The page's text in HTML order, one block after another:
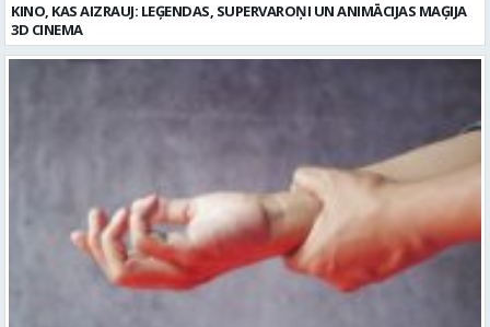
KINO, KAS AIZRAUJ: LEĢENDAS, SUPERVAROŅI UN ANIMĀCIJAS MAĢIJA
3D CINEMA